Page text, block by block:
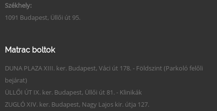
Székhely:
1091 Budapest, Üllői út 95.
Matrac boltok
DUNA PLAZA XIII. ker. Budapest, Váci út 178. - Földszint (Parkoló felőli
bejárat)
ÜLLŐI ÚT IX. ker. Budapest, Üllői út 81. - Klinikák
ZUGLÓ XIV. ker. Budapest, Nagy Lajos kir. útja 127.